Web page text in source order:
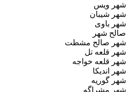
شهر ویس
شهر شیبان
شهر باوی
صالح شهر
شهر صالح مشطت
شهر قلعه‌ تل
شهر قلعه خواجه
شهر اندیکا
شهر گوریه
شهر مشراگه